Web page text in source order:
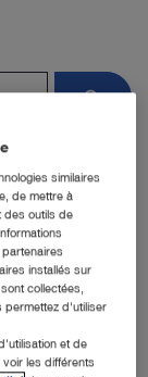
similaires
de mettre à
des outils de
installés sur
collectées,
permettez d'utiliser
et de
les différents